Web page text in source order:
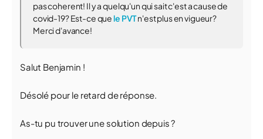
pas coherent! Il y a quelqu'un qui sait c'est a cause de
covid-19? Est-ce que le PVTn'est plus en vigueur?
Merci d'avance!
Salut Benjamin !
Désolé pour le retard de réponse.
As-tu pu trouver une solution depuis ?